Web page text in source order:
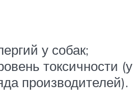
у собак;
токсичности (у
производителей).